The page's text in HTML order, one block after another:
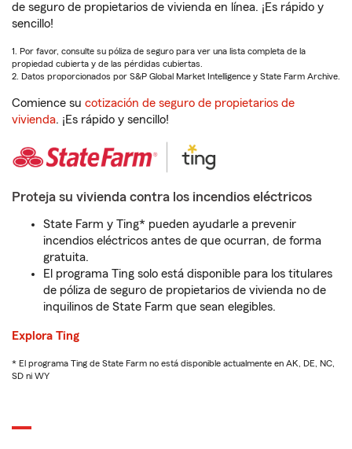
de seguro de propietarios de vivienda en línea. ¡Es rápido y
sencillo!
1. Por favor, consulte su póliza de seguro para ver una lista completa de la
propiedad cubierta y de las pérdidas cubiertas.
2. Datos proporcionados por S&P Global Market Intelligence y State Farm Archive.
Comience su cotización de seguro de propietarios de
vivienda. ¡Es rápido y sencillo!
Proteja su vivienda contra los incendios eléctricos
State Farm y Ting* pueden ayudarle a prevenir
incendios eléctricos antes de que ocurran, de forma
gratuita.
El programa Ting solo está disponible para los titulares
de póliza de seguro de propietarios de vivienda no de
inquilinos de State Farm que sean elegibles.
Explora Ting
* El programa Ting de State Farm no está disponible actualmente en AK, DE, NC,
SD ni WY